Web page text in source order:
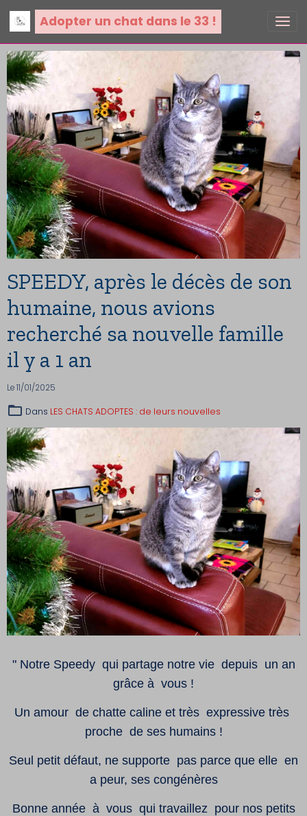
Adopter un chat dans le 33 !
SPEEDY, après le décès de son
humaine, nous avions
recherché sa nouvelle famille
il y a 1 an
Le 11/01/2025
Dans LES CHATS ADOPTES : de leurs nouvelles
" Notre Speedy qui partage notre vie depuis un an
grâce à vous !
Un amour de chatte caline et très expressive très
proche de ses humains !
Seul petit défaut, ne supporte pas parce que elle en
a peur, ses congénères
Bonne année à vous qui travaillez pour nos petits